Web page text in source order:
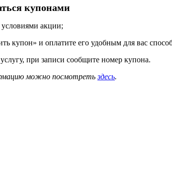
купонами
условиями акции;
купон» и оплатите его удобным для вас
при записи сообщите номер купона.
можно посмотретьздесь.